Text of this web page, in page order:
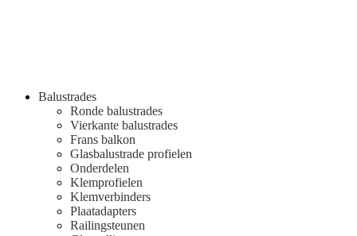
Balustrades
Ronde balustrades
Vierkante balustrades
Frans balkon
Glasbalustrade profielen
Onderdelen
Klemprofielen
Klemverbinders
Plaatadapters
Railingsteunen